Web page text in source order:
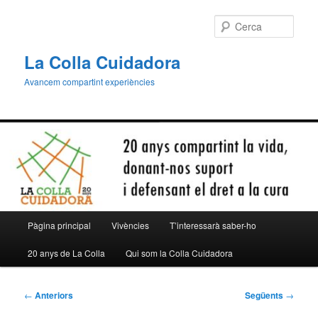
La Colla Cuidadora
Avancem compartint experiències
principal
Pàgina principal Vivències T’interessarà saber-ho
20 anys de La Colla Qui som la Colla Cuidadora
Navegació
← Anteriors Següents →